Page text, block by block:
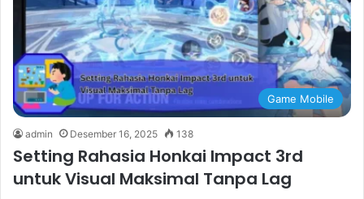
Game Mobile
admin Desember 16, 2025 138
Setting Rahasia Honkai Impact 3rd
untuk Visual Maksimal Tanpa Lag